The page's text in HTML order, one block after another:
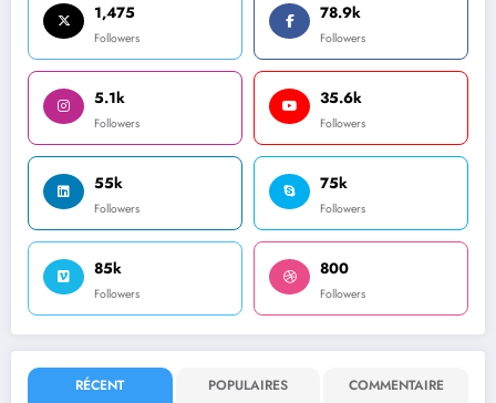
1,475
Followers
78.9k
Followers
5.1k
Followers
35.6k
Followers
55k
Followers
75k
Followers
85k
Followers
800
Followers
RÉCENT POPULAIRES COMMENTAIRE